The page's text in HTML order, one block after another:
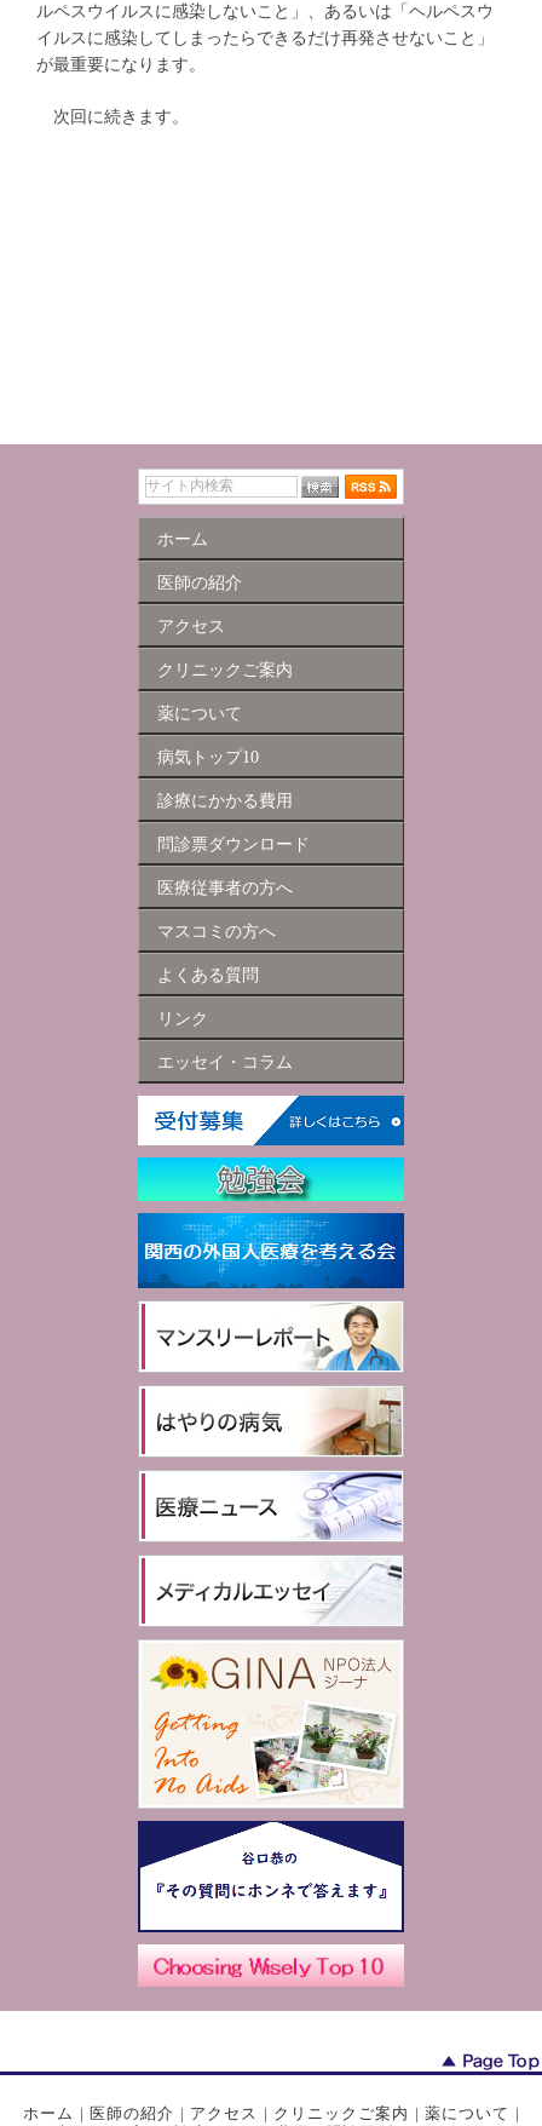
ルペスウイルスに感染しないこと」、あるいは「ヘルペスウ
イルスに感染してしまったらできるだけ再発させないこと」
が最重要になります。
次回に続きます。
ホーム
医師の紹介
アクセス
クリニックご案内
薬について
病気トップ10
診療にかかる費用
問診票ダウンロード
医療従事者の方へ
マスコミの方へ
よくある質問
リンク
エッセイ・コラム
ホーム | 医師の紹介 | アクセス | クリニックご案内 | 薬について |